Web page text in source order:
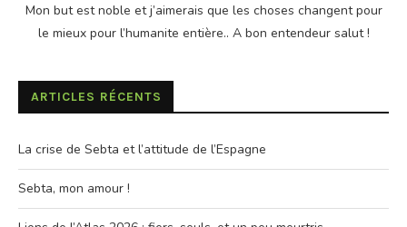
Mon but est noble et j’aimerais que les choses changent pour
le mieux pour l’humanite entière.. A bon entendeur salut !
ARTICLES RÉCENTS
La crise de Sebta et l’attitude de l’Espagne
Sebta, mon amour !